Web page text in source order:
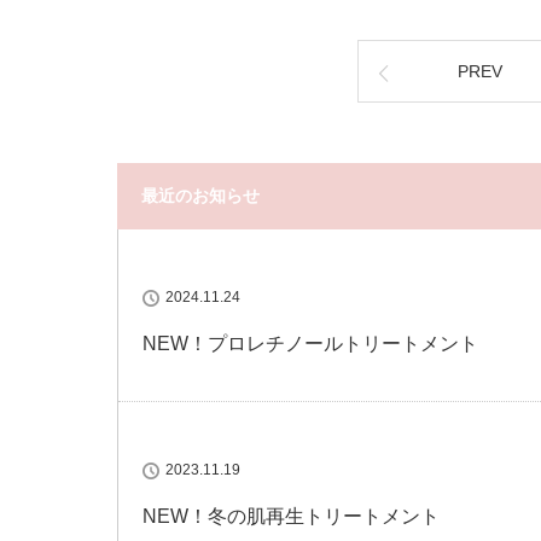
PREV
最近のお知らせ
2024.11.24
NEW！プロレチノールトリートメント
2023.11.19
NEW！冬の肌再生トリートメント